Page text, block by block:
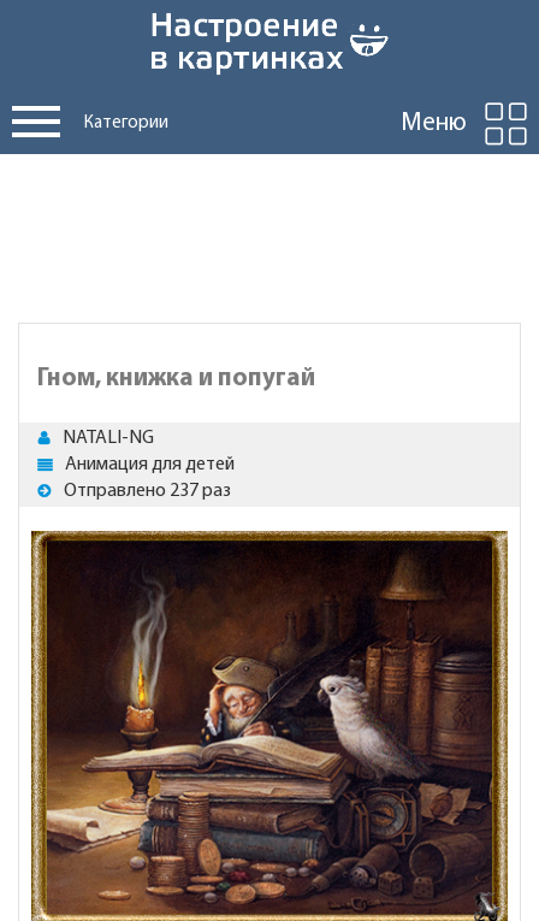
Категории Меню
Гном, книжка и попугай
NATALI-NG
Анимация для детей
Отправлено 237 раз